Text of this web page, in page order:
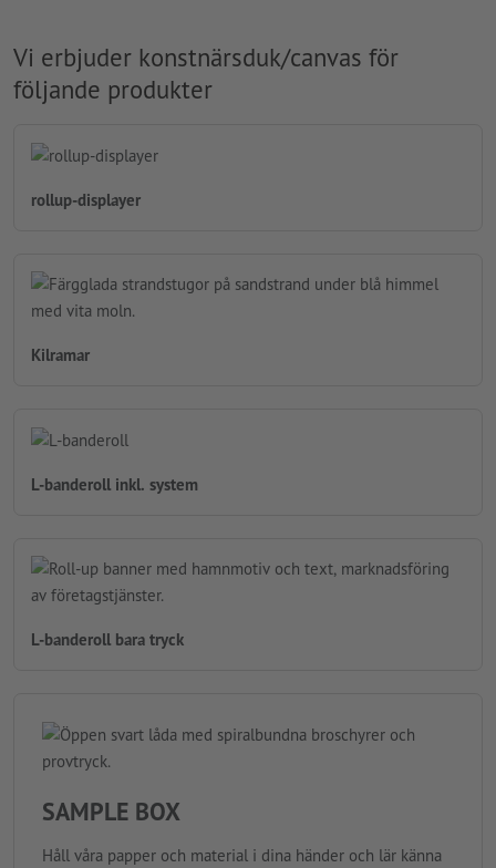
Vi erbjuder konstnärsduk/canvas för
följande produkter
rollup-displayer
Kilramar
L-banderoll inkl. system
L-banderoll bara tryck
SAMPLE BOX
Håll våra papper och material i dina händer och lär känna